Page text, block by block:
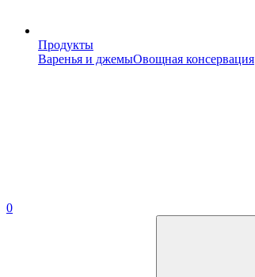
Продукты
Варенья и джемыОвощная консервация
0